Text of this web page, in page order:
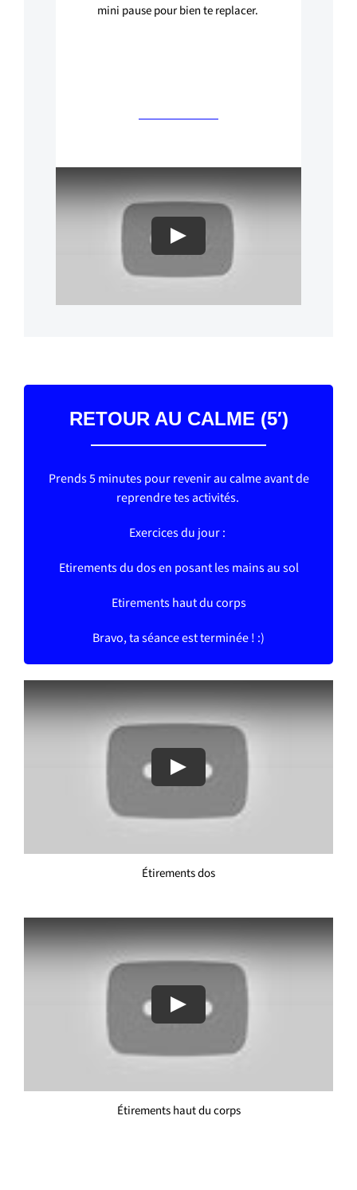
mini pause pour bien te replacer.
Play
RETOUR AU CALME (5′)
Prends 5 minutes pour revenir au calme avant de
reprendre tes activités.
Exercices du jour :
Etirements du dos en posant les mains au sol
Etirements haut du corps
Bravo, ta séance est terminée ! :)
Play
Étirements dos
Play
Étirements haut du corps